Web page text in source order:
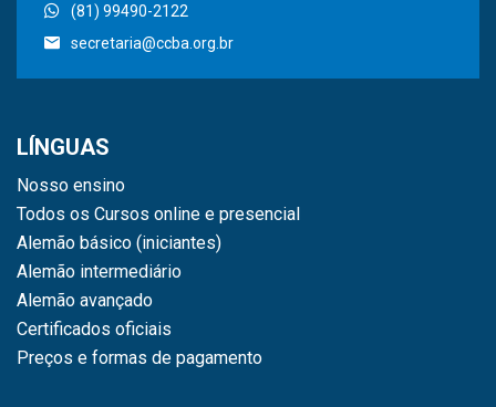
(81) 99490-2122
secretaria@ccba.org.br
LÍNGUAS
Nosso ensino
Todos os Cursos online e presencial
Alemão básico (iniciantes)
Alemão intermediário
Alemão avançado
Certificados oficiais
Preços e formas de pagamento